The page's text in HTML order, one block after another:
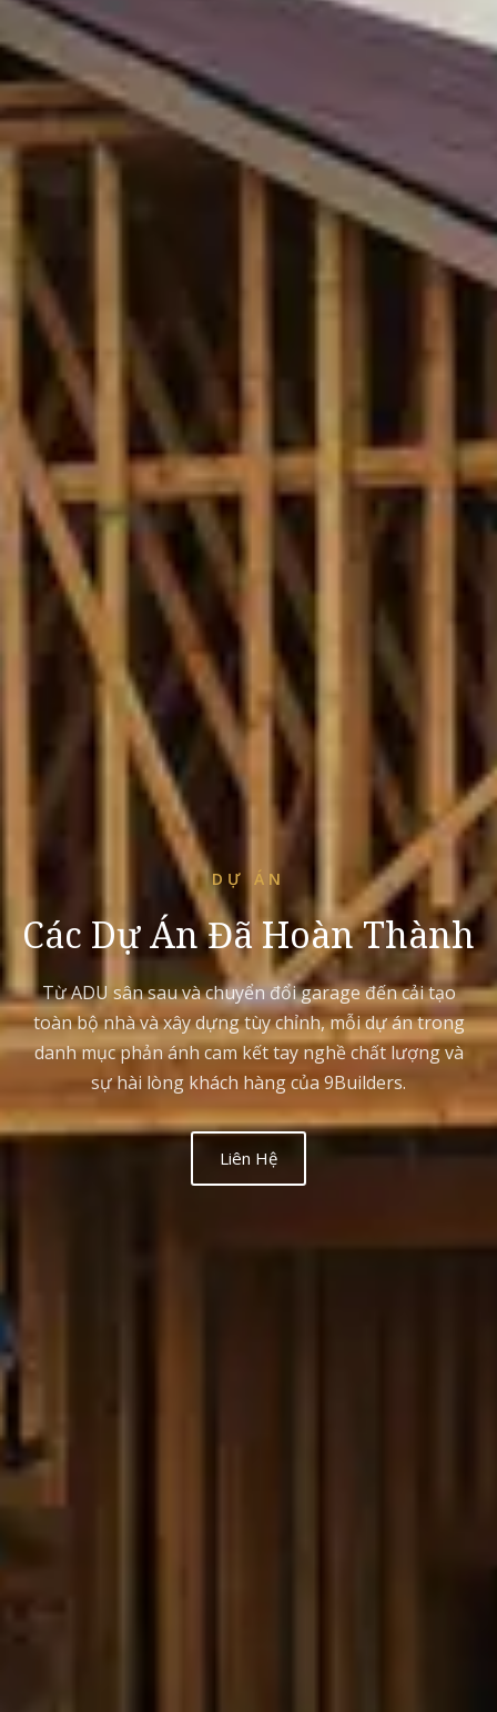
DỰ ÁN
Các Dự Án Đã Hoàn Thành
Từ ADU sân sau và chuyển đổi garage đến cải tạo
toàn bộ nhà và xây dựng tùy chỉnh, mỗi dự án trong
danh mục phản ánh cam kết tay nghề chất lượng và
sự hài lòng khách hàng của 9Builders.
Liên Hệ